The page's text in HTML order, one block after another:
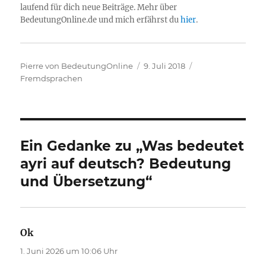
laufend für dich neue Beiträge. Mehr über
BedeutungOnline.de und mich erfährst duhier.
Autor
Pierre von BedeutungOnline
Veröffentlicht
9. Juli 2018
Fremdsprachen
Ein Gedanke zu „Was bedeutet
ayri auf deutsch? Bedeutung
und Übersetzung“
Oksagt:
1. Juni 2026 um 10:06 Uhr